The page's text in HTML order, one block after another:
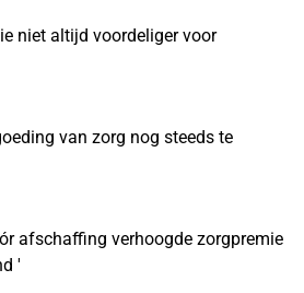
niet altijd voordeliger voor
van zorg nog steeds te
afschaffing verhoogde zorgpremie
'